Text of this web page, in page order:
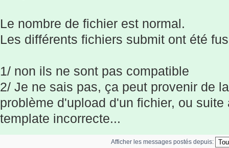
Le nombre de fichier est normal.
Les différents fichiers submit ont été
1/ non ils ne sont pas compatible
2/ Je ne sais pas, ça peut provenir de
problème d'upload d'un fichier, ou
template incorrecte...
Afficher les messages postés depuis: